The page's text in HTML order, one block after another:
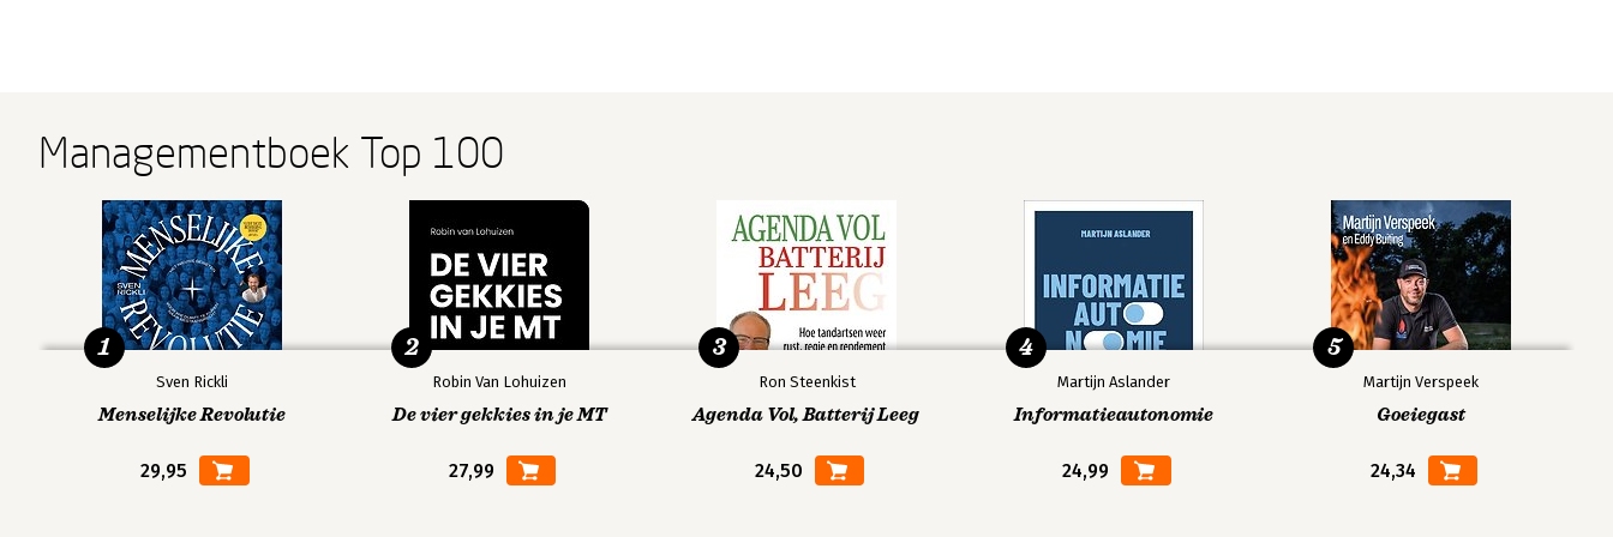
Managementboek Top 100
Sven Rickli
Menselijke Revolutie
29,95
1
Robin Van Lohuizen
De vier gekkies in je MT
27,99
2
Ron Steenkist
Agenda Vol, Batterij Leeg
24,50
3
Martijn Aslander
Informatieautonomie
24,99
4
Martijn Verspeek
Goeiegast
24,34
5